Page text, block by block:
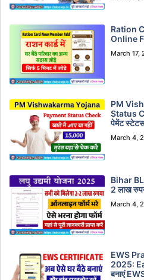
Ration
Online
March 17,
PM
Status
पेमेंट
March 4,
Bihar
2 लाख
March 4,
EWS
2025:
बनाएं